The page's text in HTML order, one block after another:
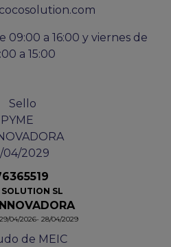
09:00 a 16:00 y viernes de
a 15:00
SOLUTION SL
04/2026- 28/04/2029